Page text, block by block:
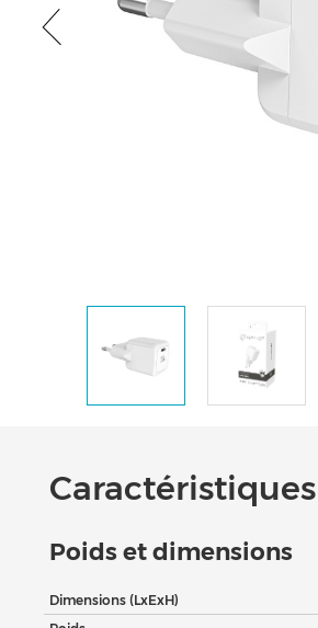
Poids et dimensions
Dimensions (LxExH)